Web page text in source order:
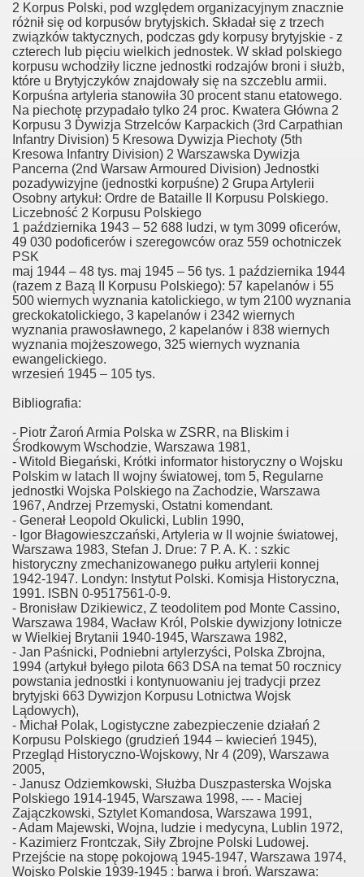
2 Korpus Polski, pod względem organizacyjnym znacznie
różnił się od korpusów brytyjskich. Składał się z trzech
związków taktycznych, podczas gdy korpusy brytyjskie - z
czterech lub pięciu wielkich jednostek. W skład polskiego
korpusu wchodziły liczne jednostki rodzajów broni i służb,
które u Brytyjczyków znajdowały się na szczeblu armii.
Korpuśna artyleria stanowiła 30 procent stanu etatowego.
Na piechotę przypadało tylko 24 proc. Kwatera Główna 2
Korpusu 3 Dywizja Strzelców Karpackich (3rd Carpathian
Infantry Division) 5 Kresowa Dywizja Piechoty (5th
Kresowa Infantry Division) 2 Warszawska Dywizja
Pancerna (2nd Warsaw Armoured Division) Jednostki
pozadywizyjne (jednostki korpuśne) 2 Grupa Artylerii
Osobny artykuł: Ordre de Bataille II Korpusu Polskiego.
Liczebność 2 Korpusu Polskiego
1 października 1943 – 52 688 ludzi, w tym 3099 oficerów,
49 030 podoficerów i szeregowców oraz 559 ochotniczek
PSK
maj 1944 – 48 tys. maj 1945 – 56 tys. 1 października 1944
(razem z Bazą II Korpusu Polskiego): 57 kapelanów i 55
500 wiernych wyznania katolickiego, w tym 2100 wyznania
greckokatolickiego, 3 kapelanów i 2342 wiernych
wyznania prawosławnego, 2 kapelanów i 838 wiernych
wyznania mojżeszowego, 325 wiernych wyznania
ewangelickiego.
wrzesień 1945 – 105 tys.
Bibliografia:
- Piotr Żaroń Armia Polska w ZSRR, na Bliskim i
Środkowym Wschodzie, Warszawa 1981,
- Witold Biegański, Krótki informator historyczny o Wojsku
Polskim w latach II wojny światowej, tom 5, Regularne
jednostki Wojska Polskiego na Zachodzie, Warszawa
1967, Andrzej Przemyski, Ostatni komendant.
- Generał Leopold Okulicki, Lublin 1990,
- Igor Błagowieszczański, Artyleria w II wojnie światowej,
Warszawa 1983, Stefan J. Drue: 7 P. A. K. : szkic
historyczny zmechanizowanego pułku artylerii konnej
1942-1947. Londyn: Instytut Polski. Komisja Historyczna,
1991. ISBN 0-9517561-0-9.
- Bronisław Dzikiewicz, Z teodolitem pod Monte Cassino,
Warszawa 1984, Wacław Król, Polskie dywizjony lotnicze
w Wielkiej Brytanii 1940-1945, Warszawa 1982,
- Jan Paśnicki, Podniebni artylerzyści, Polska Zbrojna,
1994 (artykuł byłego pilota 663 DSA na temat 50 rocznicy
powstania jednostki i kontynuowaniu jej tradycji przez
brytyjski 663 Dywizjon Korpusu Lotnictwa Wojsk
Lądowych),
- Michał Polak, Logistyczne zabezpieczenie działań 2
Korpusu Polskiego (grudzień 1944 – kwiecień 1945),
Przegląd Historyczno-Wojskowy, Nr 4 (209), Warszawa
2005,
- Janusz Odziemkowski, Służba Duszpasterska Wojska
Polskiego 1914-1945, Warszawa 1998, --- - Maciej
Zajączkowski, Sztylet Komandosa, Warszawa 1991,
- Adam Majewski, Wojna, ludzie i medycyna, Lublin 1972,
- Kazimierz Frontczak, Siły Zbrojne Polski Ludowej.
Przejście na stopę pokojową 1945-1947, Warszawa 1974,
Wojsko Polskie 1939-1945 : barwa i broń. Warszawa: